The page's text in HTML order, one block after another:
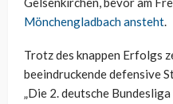
Mönchengladbach ansteht.
Trotz des knappen Erfolgs
beeindruckende defensive
„Die 2. deutsche